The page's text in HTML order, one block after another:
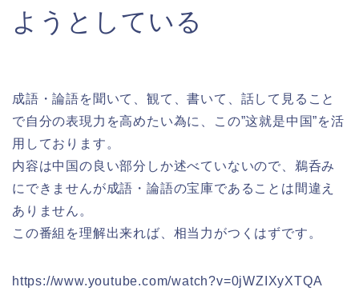
ようとしている
成語・論語を聞いて、観て、書いて、話して見ること
で自分の表現力を高めたい為に、この”这就是中国”を活
用しております。
内容は中国の良い部分しか述べていないので、鵜呑み
にできませんが成語・論語の宝庫であることは間違え
ありません。
この番組を理解出来れば、相当力がつくはずです。
https://www.youtube.com/watch?v=0jWZIXyXTQA